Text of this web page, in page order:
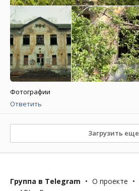
Фотографии
Ответить
Загрузить еще
Группа в Telegram • О проекте •